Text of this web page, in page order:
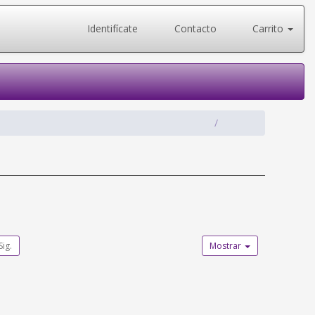
Identifícate Contacto Carrito
Sig. Mostrar